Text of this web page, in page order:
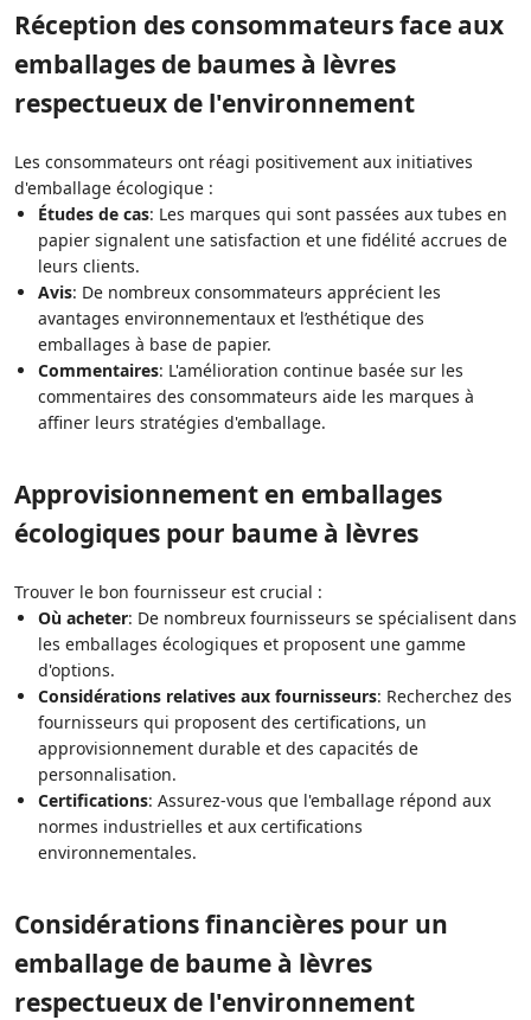
Réception des consommateurs face aux
emballages de baumes à lèvres
respectueux de l'environnement
Les consommateurs ont réagi positivement aux initiatives
d'emballage écologique :
Études de cas: Les marques qui sont passées aux tubes en
papier signalent une satisfaction et une fidélité accrues de
leurs clients.
Avis: De nombreux consommateurs apprécient les
avantages environnementaux et l’esthétique des
emballages à base de papier.
Commentaires: L'amélioration continue basée sur les
commentaires des consommateurs aide les marques à
affiner leurs stratégies d'emballage.
Approvisionnement en emballages
écologiques pour baume à lèvres
Trouver le bon fournisseur est crucial :
Où acheter: De nombreux fournisseurs se spécialisent dans
les emballages écologiques et proposent une gamme
d'options.
Considérations relatives aux fournisseurs: Recherchez des
fournisseurs qui proposent des certifications, un
approvisionnement durable et des capacités de
personnalisation.
Certifications: Assurez-vous que l'emballage répond aux
normes industrielles et aux certifications
environnementales.
Considérations financières pour un
emballage de baume à lèvres
respectueux de l'environnement